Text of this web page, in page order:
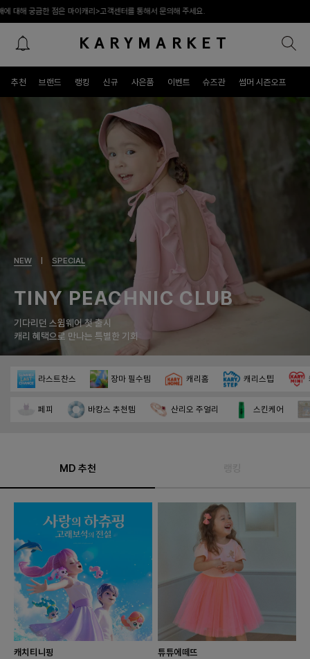
>고객센터를 통해서 문의해 주세요.
KARYMARKET
패밀리 라이프스타일 프리미엄 편집
추천 브랜드 랭킹 신규 사은품 이벤트 슈즈관 썸머 시즌오프
NEW SPECIAL
SAMG엔터
캐치티니핑·위시캣·메탈카드봇 등
인기 캐릭터 굿즈 신규입점 혜택
라스트찬스 장마 필수템 캐리홈 캐리스텝
페피 바캉스 추천템 산리오 주얼리 스킨케어
MD 추천
캐치티니핑 튜튜에떼뜨